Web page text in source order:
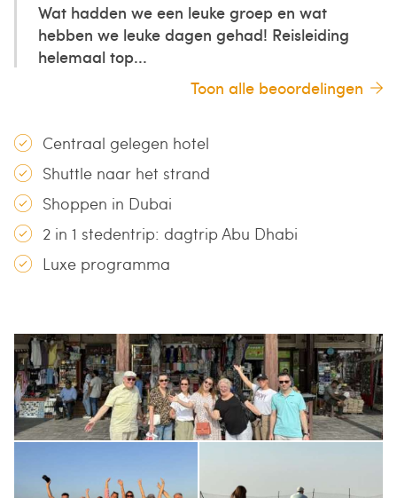
Wat hadden we een leuke groep en wat
hebben we leuke dagen gehad! Reisleiding
helemaal top...
Toon alle beoordelingen
Centraal gelegen hotel
Shuttle naar het strand
Shoppen in Dubai
2 in 1 stedentrip: dagtrip Abu Dhabi
Luxe programma